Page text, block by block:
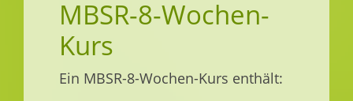
MBSR-8-Wochen-
Kurs
Ein MBSR-8-Wochen-Kurs enthält: